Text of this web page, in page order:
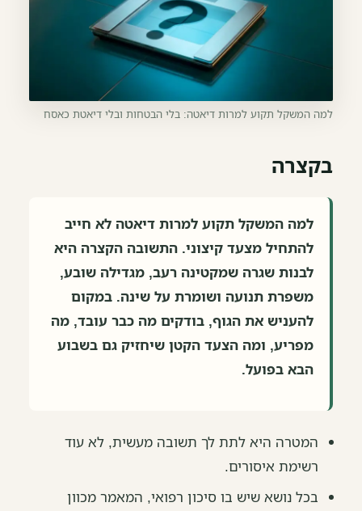
למה המשקל תקוע למרות דיאטה: בלי הבטחות ובלי דיאטת כאסח
בקצרה
למה המשקל תקוע למרות דיאטה לא חייב
להתחיל מצעד קיצוני. התשובה הקצרה היא
לבנות שגרה שמקטינה רעב, מגדילה שובע,
משפרת תנועה ושומרת על שינה. במקום
להעניש את הגוף, בודקים מה כבר עובד, מה
מפריע, ומה הצעד הקטן שיחזיק גם בשבוע
הבא בפועל.
המטרה היא לתת לך תשובה מעשית, לא עוד
רשימת איסורים.
בכל נושא שיש בו סיכון רפואי, המאמר מכוון